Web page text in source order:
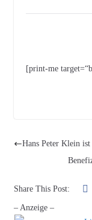
[print-me
Hans Peter Klein
Share This Post:
– Anzeige –